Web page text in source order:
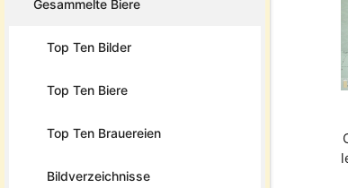
Gesammelte Biere
Top Ten Bilder
Top Ten Biere
Top Ten Brauereien
Bildverzeichnisse